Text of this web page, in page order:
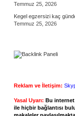
Temmuz 25, 2026
Kegel egzersizi kaç
Temmuz 25, 2026
Reklam ve İletişim:
Yasal Uyarı: Bu internet
ile hiçbir bağlantısı
makaleler